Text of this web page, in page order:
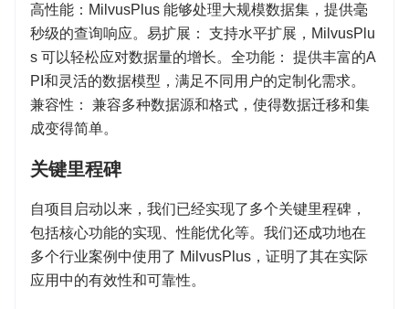
高性能：MilvusPlus 能够处理大规模数据集，提供毫
秒级的查询响应。易扩展： 支持水平扩展，MilvusPlu
s 可以轻松应对数据量的增长。全功能： 提供丰富的A
PI和灵活的数据模型，满足不同用户的定制化需求。
兼容性： 兼容多种数据源和格式，使得数据迁移和集
成变得简单。
关键里程碑
自项目启动以来，我们已经实现了多个关键里程碑，
包括核心功能的实现、性能优化等。我们还成功地在
多个行业案例中使用了 MilvusPlus，证明了其在实际
应用中的有效性和可靠性。